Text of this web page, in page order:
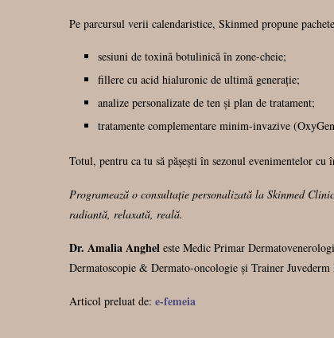
Pe parcursul verii calendaristice, Skinmed propune
sesiuni de toxină botulinică în zone-cheie;
fillere cu acid hialuronic de ultimă generație;
analize personalizate de ten și plan de tratament;
tratamente complementare minim-invazive
Totul, pentru ca tu să pășești în sezonul evenimentelor
Programează o consultație personalizată la Skinmed
radiantă, relaxată, reală.
Dr. Amalia Anghel este Medic Primar
Dermatoscopie & Dermato-oncologie și Trainer
Articol preluat de: e-femeia